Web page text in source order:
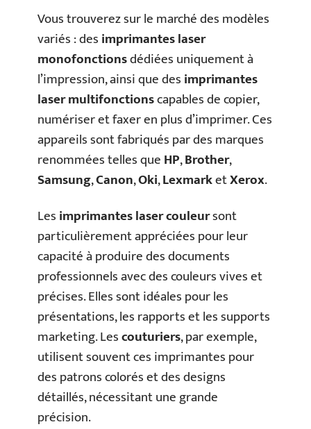
Vous trouverez sur le marché des modèles
variés : desimprimantes laser
monofonctionsdédiées uniquement à
l’impression, ainsi que desimprimantes
laser multifonctionscapables de copier,
numériser et faxer en plus d’imprimer. Ces
appareils sont fabriqués par des marques
renommées telles queHP,Brother,
Samsung,Canon,Oki,LexmarketXerox.
Lesimprimantes laser couleursont
particulièrement appréciées pour leur
capacité à produire des documents
professionnels avec des couleurs vives et
précises. Elles sont idéales pour les
présentations, les rapports et les supports
marketing. Lescouturiers, par exemple,
utilisent souvent ces imprimantes pour
des patrons colorés et des designs
détaillés, nécessitant une grande
précision.